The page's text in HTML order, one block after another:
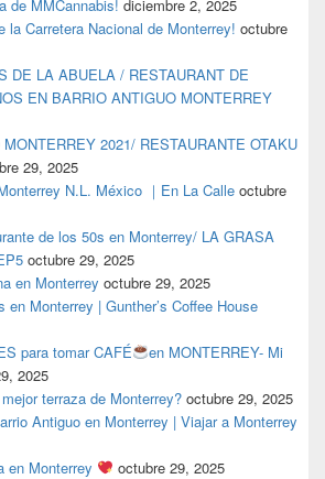
de MMCannabis! diciembre 2, 2025
la Carretera Nacional de Monterrey! octubre
DE LA ABUELA / RESTAURANT DE
EN BARRIO ANTIGUO MONTERREY
2021/ RESTAURANTE OTAKU
29, 2025
N.L. México ｜En La Calle octubre
de los 50s en Monterrey/ LA GRASA
octubre 29, 2025
en Monterrey octubre 29, 2025
en Monterrey | Gunther’s Coffee House
para tomar CAFÉ
en MONTERREY- Mi
2025
terraza de Monterrey? octubre 29, 2025
Antiguo en Monterrey | Viajar a Monterrey
en Monterrey
octubre 29, 2025